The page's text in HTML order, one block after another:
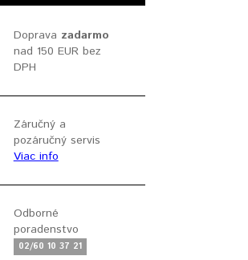
Doprava zadarmo
nad 150 EUR bez
DPH
Záručný a
pozáručný servis
Viac info
Odborné
poradenstvo
02/60 10 37 21